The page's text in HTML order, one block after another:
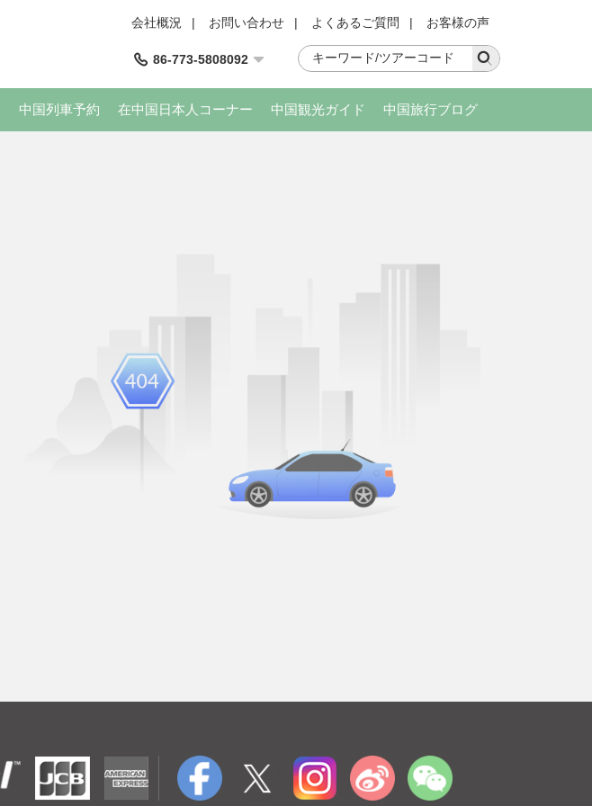
会社概況 | お問い合わせ | よくあるご質問 | お客様の声
86-773-5808092
中国列車予約 在中国日本人コーナー 中国観光ガイド 中国旅行ブログ